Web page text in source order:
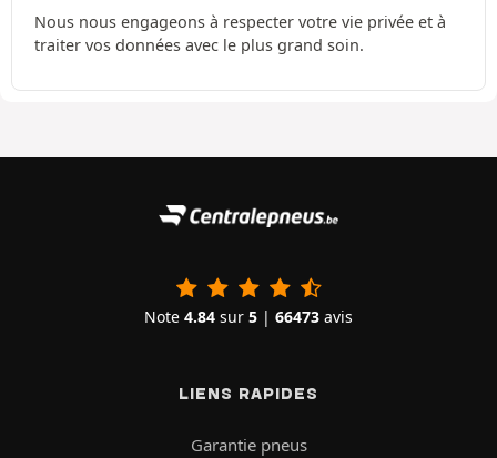
Nous nous engageons à respecter votre vie privée et à
traiter vos données avec le plus grand soin.
Note 4.84 sur 5 | 66473 avis
LIENS RAPIDES
Garantie pneus